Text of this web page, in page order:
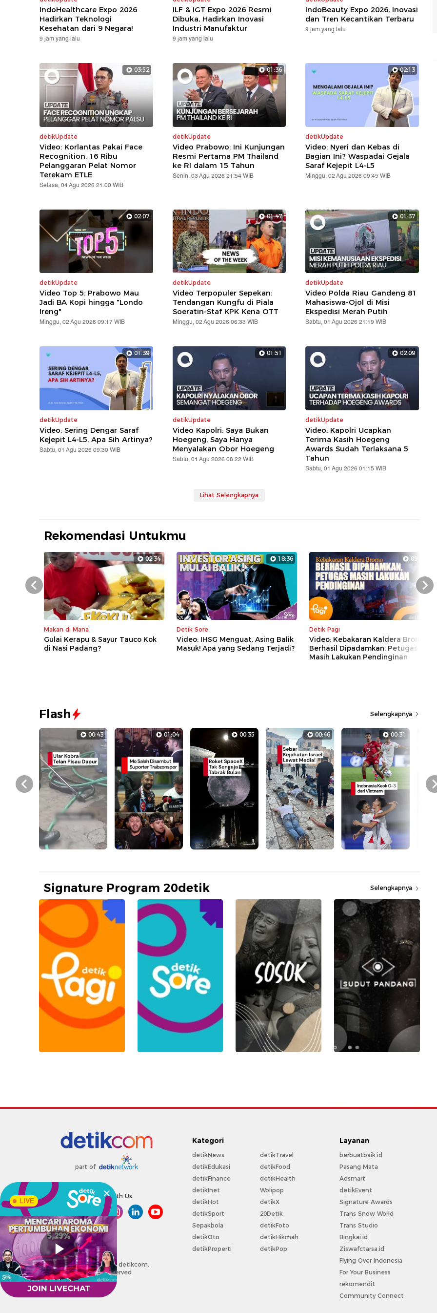
LIVE
IndoHealthcare Expo 2026
Hadirkan Teknologi
Kesehatan dari 9 Negara!
9 jam yang lalu
ILF & IGT Expo 2026 Resmi
Dibuka, Hadirkan Inovasi
Industri Manufaktur
9 jam yang lalu
IndoBeauty Expo 2026, Inovasi
dan Tren Kecantikan Terbaru
9 jam yang lalu
03:52
detikUpdate
Video: Korlantas Pakai Face
Recognition, 16 Ribu
Pelanggaran Pelat Nomor
Terekam ETLE
Selasa, 04 Agu 2026 21:00 WIB
01:36
detikUpdate
Video Prabowo: Ini Kunjungan
Resmi Pertama PM Thailand
ke RI dalam 15 Tahun
Senin, 03 Agu 2026 21:54 WIB
02:13
detikUpdate
Video: Nyeri dan Kebas di
Bagian Ini? Waspadai Gejala
Saraf Kejepit L4-L5
Minggu, 02 Agu 2026 09:45 WIB
02:07
detikUpdate
Video Top 5: Prabowo Mau
Jadi BA Kopi hingga "Londo
Ireng"
Minggu, 02 Agu 2026 09:17 WIB
01:47
detikUpdate
Video Terpopuler Sepekan:
Tendangan Kungfu di Piala
Soeratin-Staf KPK Kena OTT
Minggu, 02 Agu 2026 06:33 WIB
01:37
detikUpdate
Video Polda Riau Gandeng 81
Mahasiswa-Ojol di Misi
Ekspedisi Merah Putih
Sabtu, 01 Agu 2026 21:19 WIB
01:39
detikUpdate
Video: Sering Dengar Saraf
Kejepit L4-L5, Apa Sih Artinya?
Sabtu, 01 Agu 2026 09:30 WIB
01:51
detikUpdate
Video Kapolri: Saya Bukan
Hoegeng, Saya Hanya
Menyalakan Obor Hoegeng
Sabtu, 01 Agu 2026 08:22 WIB
02:09
detikUpdate
Video: Kapolri Ucapkan
Terima Kasih Hoegeng
Awards Sudah Terlaksana 5
Tahun
Sabtu, 01 Agu 2026 01:15 WIB
Lihat Selengkapnya
Rekomendasi Untukmu
02:34
Makan di Mana
Gulai Kerapu & Sayur Tauco Kok
di Nasi Padang?
18:36
Detik Sore
Video: IHSG Menguat, Asing Balik
Masuk! Apa yang Sedang Terjadi?
09:18
Detik Pagi
Video: Kebakaran Kaldera Bromo
Berhasil Dipadamkan, Petugas
Masih Lakukan Pendinginan
Prev Next
Flash Selengkapnya
00:43 01:04 00:35 00:46 00:31
Prev
Signature Program 20detik Selengkapnya
part of
Connect With Us
Copyright @ 2026 detikcom.
All right reserved
Kategori
detikNews
detikEdukasi
detikFinance
detikInet
detikHot
detikSport
Sepakbola
detikOto
detikProperti
detikTravel
detikFood
detikHealth
Wolipop
detikX
20Detik
detikFoto
detikHikmah
detikPop
Layanan
berbuatbaik.id
Pasang Mata
Adsmart
detikEvent
Signature Awards
Trans Snow World
Trans Studio
Bingkai.id
Ziswafctarsa.id
Flying Over Indonesia
For Your Business
rekomendit
Community Connect